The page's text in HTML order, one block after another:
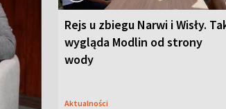
Rejs u zbiegu Narwi i Wisły.
wygląda Modlin od strony
wody
Aktualności